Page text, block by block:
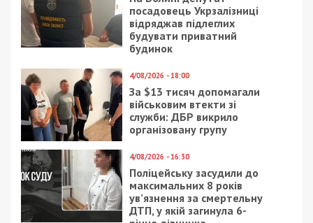
службове підроблення (ч. 2 ст. 366
Кримінального Кодексу України).
Фігурантам загрожує до 12 років позбавлення
волі та позбавлення права займати певні посади
з конфіскацією майна.